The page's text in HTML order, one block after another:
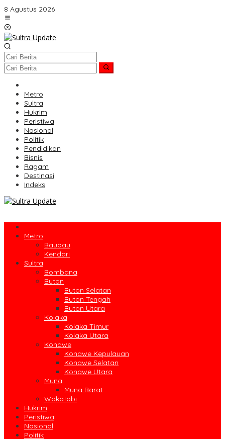
Lewati
ke
konten
8 Agustus 2026
Metro
Sultra
Hukrim
Peristiwa
Nasional
Politik
Pendidikan
Bisnis
Ragam
Destinasi
Indeks
Metro
Baubau
Kendari
Sultra
Bombana
Buton
Buton Selatan
Buton Tengah
Buton Utara
Kolaka
Kolaka Timur
Kolaka Utara
Konawe
Konawe Kepulauan
Konawe Selatan
Konawe Utara
Muna
Muna Barat
Wakatobi
Hukrim
Peristiwa
Nasional
Politik